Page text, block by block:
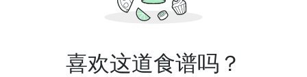
喜欢这道食谱吗？